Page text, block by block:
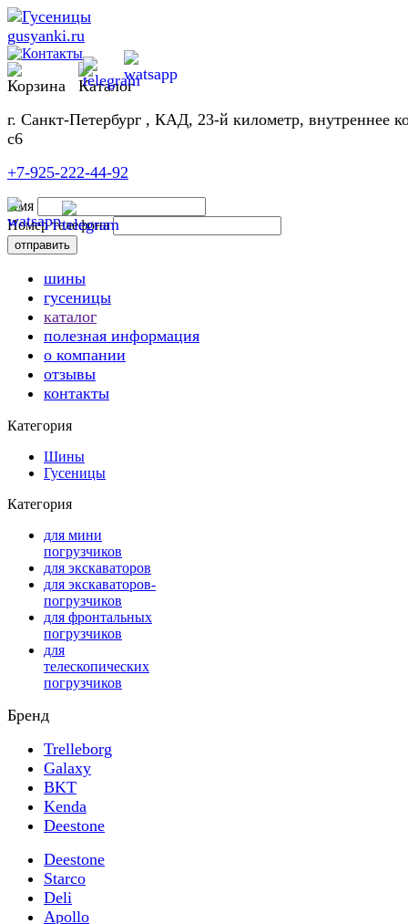
г. Санкт-Петербург , КАД, 23-й километр, внутреннее
с6
+7-925-222-44-92
Имя
Номер телефона
шины
гусеницы
каталог
полезная информация
о компании
отзывы
контакты
Категория
Шины
Гусеницы
Категория
для мини
погрузчиков
для экскаваторов
для экскаваторов-
погрузчиков
для фронтальных
погрузчиков
для
телескопических
погрузчиков
Бренд
Trelleborg
Galaxy
BKT
Kenda
Deestone
Deestone
Starco
Deli
Apollo